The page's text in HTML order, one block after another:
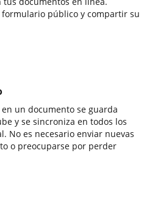
público y compartir su
un documento se guarda
y se sincroniza en todos los
No es necesario enviar nuevas
o preocuparse por perder